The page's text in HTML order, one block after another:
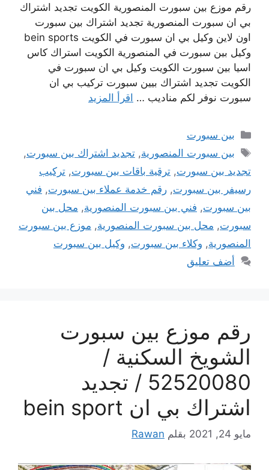
رقم موزع بين سبورت المنصورية الكويت تجديد اشتراك
بي ان سبورت المنصورية تجديد اشتراك بين سبورت
اون لاين وكيل بي ان سبورت في الكويت bein sports
وكيل بين سبورت في المنصورية الكويت استراك كاس
اسيا بين سبورت الكويت وكيل بي ان سبورت في
الكويت تجديد اشتراك بيين سبورت تركيب بي ان
سبورت نوفر لكم مناديب … اقرأ المزيد
التصنيفات
بين سبورت
الوسوم
بين سبورت المنصورية,تجديد اشتراك بين سبورت,
تجديد بين سبورت, ترقية باقات بين سبورت, تركيب
رسيفر بين سبورت, رقم خدمة عملاء بين سبورت, فني
بين سبورت, فني بين سبورت المنصورية, محل بين
سبورت, محل بين سبورت المنصورية, موزع بين سبورت
المنصورية, وكلاء بين سبورت, وكيل بين سبورت
أضف تعليق
رقم موزع بين سبورت
الشويخ السكنية /
52520080 / تجديد
اشتراك بي ان bein sport
مايو 24, 2021 بقلم Rawan